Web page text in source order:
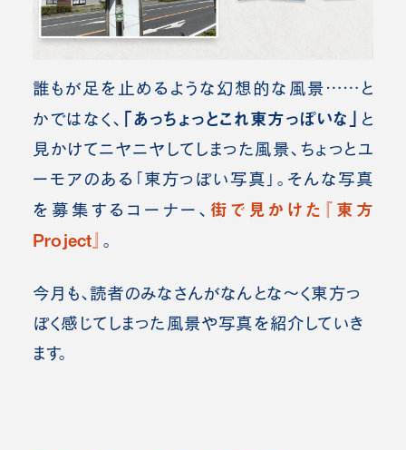
誰もが足を止めるような幻想的な風景……と
かではなく、 「あっちょっとこれ東方っぽいな」 と
見かけてニヤニヤしてしまった風景、ちょっとユ
ーモアのある「東方っぽい写真」。 そんな写真
を募集するコーナー、 街で見かけた『東方
Project』 。
今月も、読者のみなさんがなんとな～く東方っ
ぽく感じてしまった風景や写真を紹介していき
ます。